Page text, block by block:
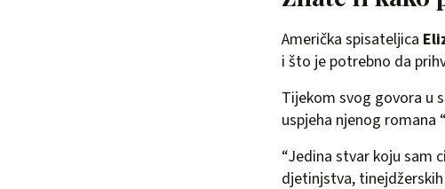
Američka spisateljica
i što je potrebno da
Tijekom svog govora u
uspjeha njenog romana
“Jedina stvar koju sam
djetinjstva,